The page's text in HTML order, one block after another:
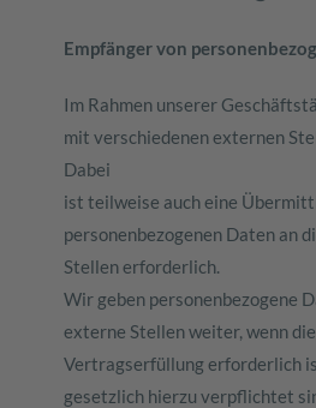
Empfänger von
Im Rahmen unserer
mit verschiedenen externen
Dabei
ist teilweise auch eine
personenbezogenen Daten an
Stellen erforderlich.
Wir geben personenbezogene
externe Stellen weiter, wenn
Vertragserfüllung erforderlich
gesetzlich hierzu verpflichtet